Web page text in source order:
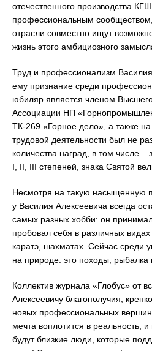
отечественного производства
профессиональным
отрасли совместно ищут
жизнь этого амбициозного
Труд и профессионализм
ему признание среди
юбиляр является членом Высшего
Ассоциации НП
ТК-269 «Горное дело», а также
трудовой деятельности был не
количества наград, в том числе –
I, II, III степеней, знака Святой
Несмотря на такую насыщенную
у Василия Алексеевича всегда
самых разных хобби: он
пробовал себя в различных видах
каратэ, шахматах. Сейчас среди
на природе: это походы, рыбалка
Коллектив журнала «Глобус» от
Алексеевичу благополучия,
новых профессиональных
мечта воплотится в реальность,
будут близкие люди, которые